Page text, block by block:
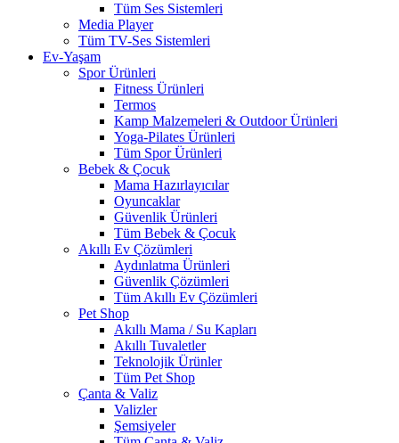
Tüm Ses Sistemleri
Media Player
Tüm TV-Ses Sistemleri
Ev-Yaşam
Spor Ürünleri
Fitness Ürünleri
Termos
Kamp Malzemeleri & Outdoor Ürünleri
Yoga-Pilates Ürünleri
Tüm Spor Ürünleri
Bebek & Çocuk
Mama Hazırlayıcılar
Oyuncaklar
Güvenlik Ürünleri
Tüm Bebek & Çocuk
Akıllı Ev Çözümleri
Aydınlatma Ürünleri
Güvenlik Çözümleri
Tüm Akıllı Ev Çözümleri
Pet Shop
Akıllı Mama / Su Kapları
Akıllı Tuvaletler
Teknolojik Ürünler
Tüm Pet Shop
Çanta & Valiz
Valizler
Şemsiyeler